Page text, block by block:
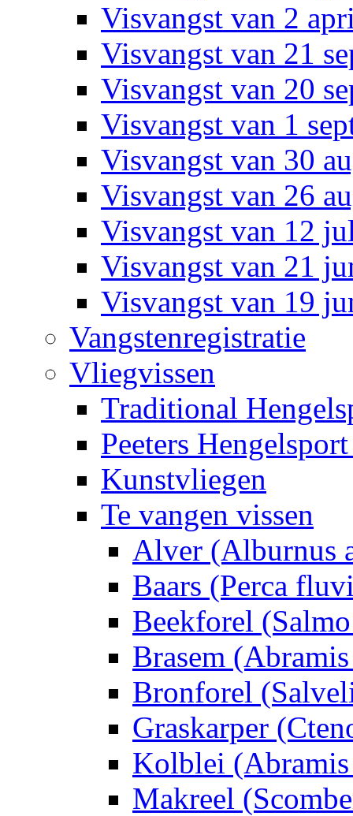
Visvangst van 2
Visvangst van 21
Visvangst van 20
Visvangst van 1
Visvangst van 30
Visvangst van 26
Visvangst van 12
Visvangst van 21
Visvangst van 19
Vangstenregistratie
Vliegvissen
Traditional
Peeters
Kunstvliegen
Te vangen vissen
Alver (Alburnus
Baars (Perca
Beekforel
Brasem
Bronforel
Graskarper
Kolblei
Makreel